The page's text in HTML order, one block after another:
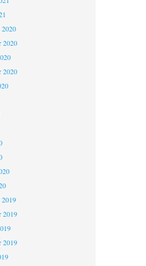
2020
2020
2020
2019
2019
2019